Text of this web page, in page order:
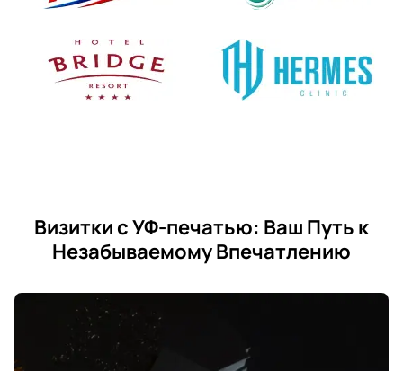
Визитки с УФ-печатью: Ваш Путь к
Незабываемому Впечатлению